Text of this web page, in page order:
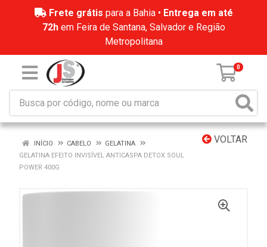
Frete grátis para a Bahia • Entrega em até
72hem Feira de Santana, Salvador e Região
Metropolitana
0
VOLTAR
INÍCIO CABELO
GELATINA
GELATINA EFEITO INVISÍVEL ANTICASPA DETOX SOUL
POWER 400G